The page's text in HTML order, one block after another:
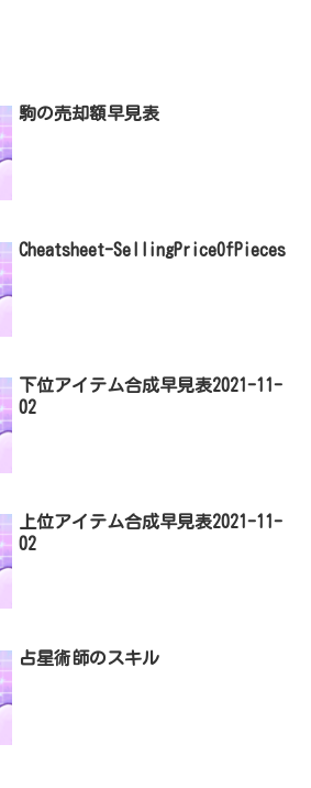
駒の売却額早見表
Cheatsheet-SellingPriceOfPieces
下位アイテム合成早見表2021-11-
02
上位アイテム合成早見表2021-11-
02
占星術師のスキル